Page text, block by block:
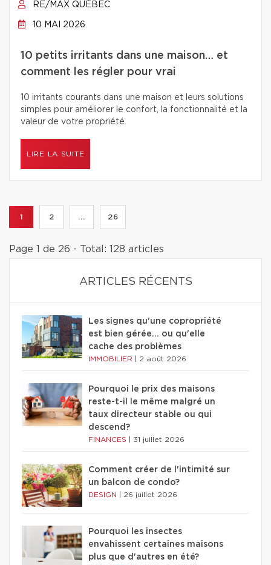
RE/MAX QUÉBEC
10 MAI 2026
10 petits irritants dans une maison… et
comment les régler pour vrai
10 irritants courants dans une maison et leurs solutions
simples pour améliorer le confort, la fonctionnalité et la
valeur de votre propriété.
LIRE LA SUITE
1 2 ... 26
Page 1 de 26 - Total: 128 articles
ARTICLES RÉCENTS
Les signes qu'une copropriété
est bien gérée… ou qu'elle
cache des problèmes
IMMOBILIER 2 août 2026
Pourquoi le prix des maisons
reste-t-il le même malgré un
taux directeur stable ou qui
descend?
FINANCES 31 juillet 2026
Comment créer de l'intimité sur
un balcon de condo?
DESIGN 26 juillet 2026
Pourquoi les insectes
envahissent certaines maisons
plus que d'autres en été?